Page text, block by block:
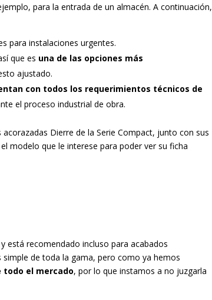
para la entrada de un almacén. A continuación,
para instalaciones urgentes.
que es una de las opciones más
ajustado.
con todos los requerimientos técnicos de
el proceso industrial de obra.
Dierre de la Serie Compact, junto con sus
modelo que le interese para poder ver su ficha
y está recomendado incluso para acabados
de toda la gama, pero como ya hemos
todo el mercado, por lo que instamos a no juzgarla